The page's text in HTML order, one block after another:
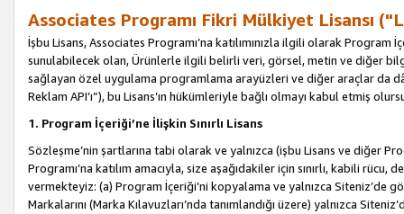
Associates Programı Fikri Mülkiyet Lisansı
İşbu Lisans, Associates Programı’na katılımınızla ilgili olarak Program
sunulabilecek olan, Ürünlerle ilgili belirli veri, görsel, metin ve diğer
sağlayan özel uygulama programlama arayüzleri ve diğer araçlar da
Reklam API’ı”), bu Lisans’ın hükümleriyle bağlı olmayı kabul etmiş
1. Program İçeriği’ne İlişkin Sınırlı Lisans
Sözleşme’nin şartlarına tabi olarak ve yalnızca (işbu Lisans ve diğer
Programı’na katılım amacıyla, size aşağıdakiler için sınırlı, kabili
vermekteyiz: (a) Program İçeriği’ni kopyalama ve yalnızca Siteniz’de
Markalarını (Marka Kılavuzları’nda tanımlandığı üzere) yalnızca